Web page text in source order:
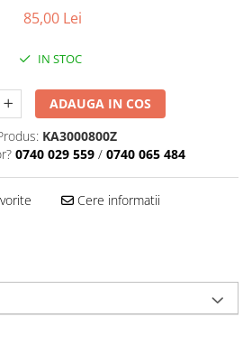
85,00 Lei
IN STOC
ADAUGA IN COS
KA3000800Z
0740 029 559 / 0740 065 484
Cere informatii